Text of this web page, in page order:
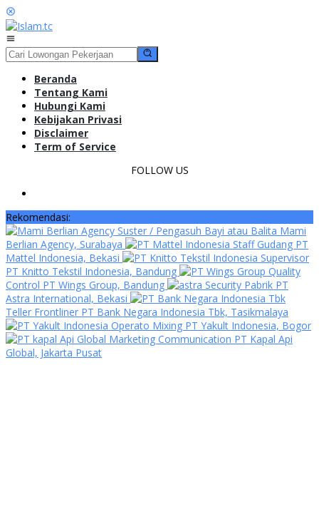
Loncat
ke
konten
Mobile
Beranda
Tentang Kami
Hubungi Kami
Kebijakan Privasi
Disclaimer
Term of Service
FOLLOW US
Rekomendasi:
Suster / Pengasuh Bayi atau Balita Mami
Berlian Agency, Surabaya
Staff Gudang PT
Mattel Indonesia, Bekasi
Supervisor
PT Knitto Tekstil Indonesia, Bandung
Quality
Control PT Wings Group, Bandung
Security Pabrik PT
Astra International, Bekasi
Teller Frontliner PT Bank Negara Indonesia Tbk, Tasikmalaya
Operato Mixing PT Yakult Indonesia, Bogor
Marketing Communication PT Kapal Api
Global, Jakarta Pusat